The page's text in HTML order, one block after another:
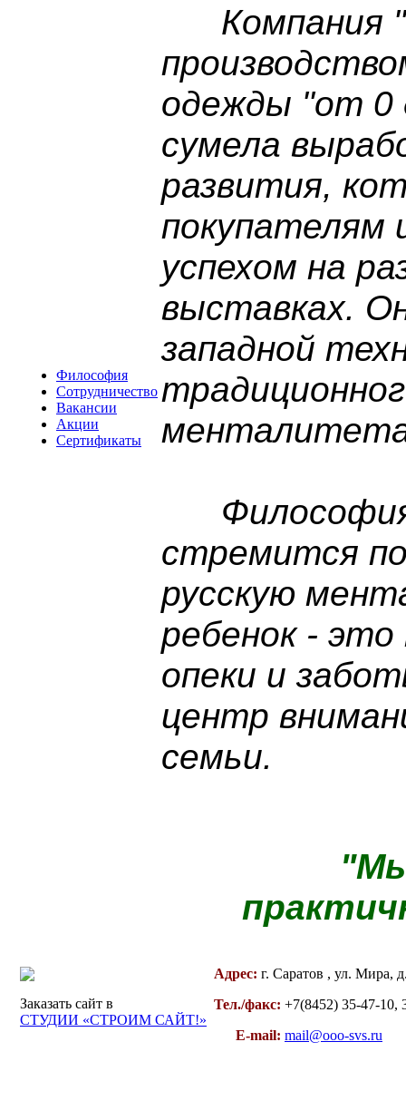
Философия
Сотрудничество
Вакансии
Акции
Сертификаты
Компания
одежды "от 0
сумела
развития,
покупателям
успехом на
выставках.
западной
Философия
стремится
русскую
ребенок -
опеки и
центр
семьи.
Заказать сайт в
СТУДИИ «СТРОИМ САЙТ!»
Адрес: г. Саратов , ул. Мира,
Тел./факс: +7(8452) 35-47-10,
E-mail: mail@ooo-svs.ru